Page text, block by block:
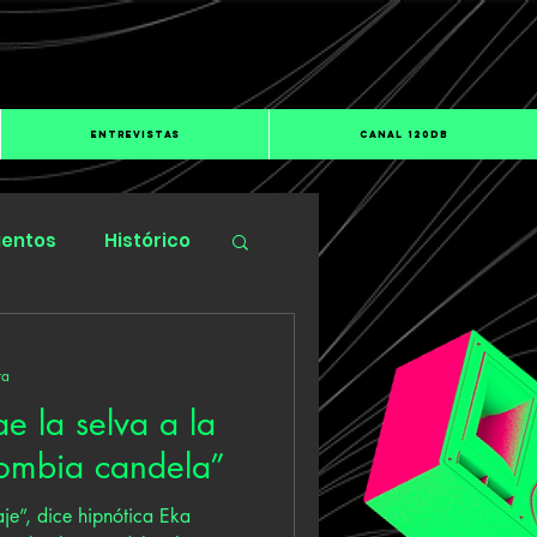
ENTREVISTAS CANAL 120dB
Histórico
la selva a la
candela”
dice hipnótica Eka